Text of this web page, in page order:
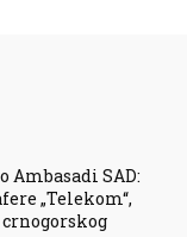
Ambasadi SAD:
„Telekom“,
crnogorskog